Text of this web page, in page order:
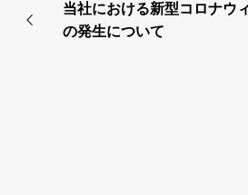
当社における新型コロナウ
の発生について